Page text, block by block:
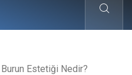
Burun Estetiği Nedir?